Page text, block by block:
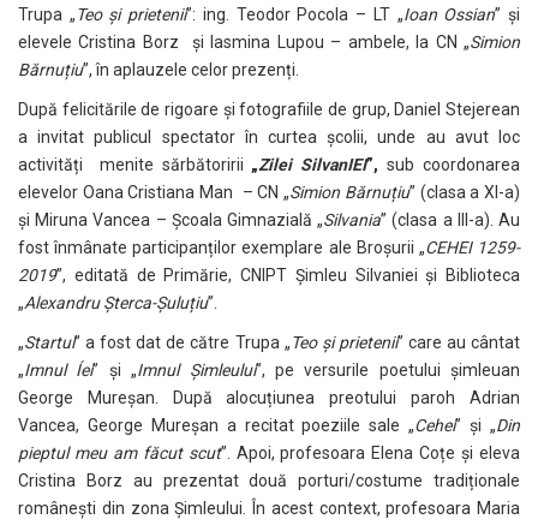
Trupa „Teo și prietenii”: ing. Teodor Pocola – LT „Ioan Ossian” și
elevele Cristina Borz și Iasmina Lupou – ambele, la CN „Simion
Bărnuțiu”, în aplauzele celor prezenți.
După felicitările de rigoare și fotografiile de grup, Daniel Stejerean
a invitat publicul spectator în curtea școlii, unde au avut loc
activități menite sărbătoririi „Zilei SilvanIEI”, sub coordonarea
elevelor Oana Cristiana Man
– CN „Simion Bărnuțiu” (clasa a XI-a)
și Miruna Vancea – Școala Gimnazială „Silvania” (clasa a III-a). Au
fost înmânate participanților exemplare ale Broșurii „CEHEI 1259-
2019”, editată de Primărie, CNIPT Șimleu Silvaniei și Biblioteca
„Alexandru Șterca-Șuluțiu”.
„Startul” a fost dat de către Trupa „Teo și prietenii” care au cântat
„Imnul Íei” și „Imnul Șimleului”, pe versurile poetului șimleuan
George Mureșan. După alocuțiunea preotului paroh Adrian
Vancea, George Mureșan a recitat poeziile sale „Cehei” și „Din
pieptul meu am făcut scut”. Apoi, profesoara Elena Coțe și eleva
Cristina Borz au prezentat două porturi/costume tradiționale
românești din zona Șimleului. În acest context, profesoara Maria